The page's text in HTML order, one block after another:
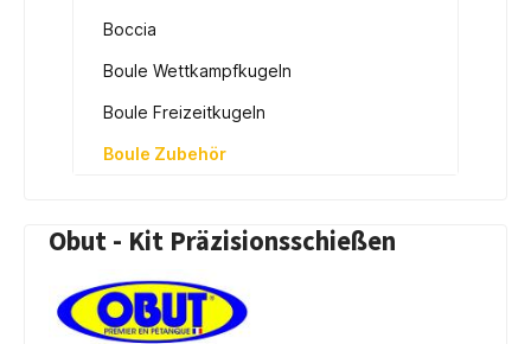
Boccia
Boule Wettkampfkugeln
Boule Freizeitkugeln
Boule Zubehör
Obut - Kit Präzisionsschießen